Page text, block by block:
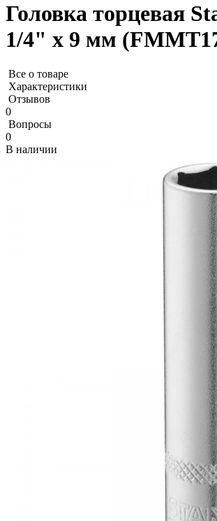
Головка торцевая
1/4" х 9 мм
Все о товаре
Характеристики
Отзывов
0
Вопросы
0
В наличии